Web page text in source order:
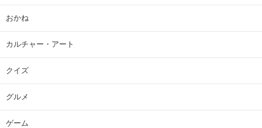
おかね
カルチャー・アート
クイズ
グルメ
ゲーム